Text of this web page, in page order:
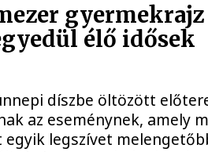
gyermekrajz
élő idősek
díszbe öltözött
az eseménynek, amely
egyik legszívet